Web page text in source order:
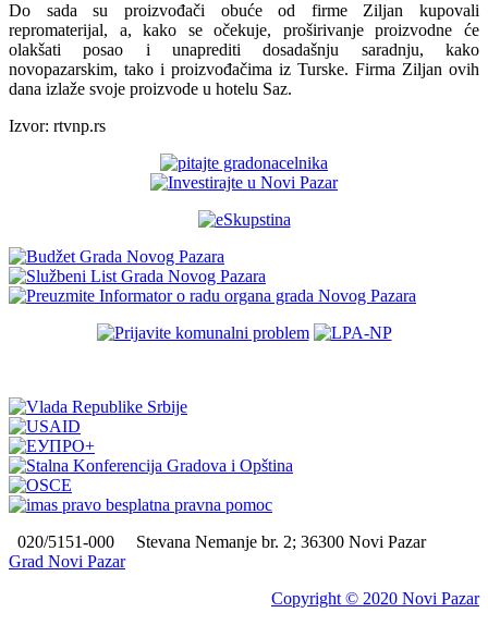
Do sada su proizvođači obuće od firme Ziljan kupovali
repromaterijal, a, kako se očekuje, proširivanje proizvodne će
olakšati posao i unaprediti dosadašnju saradnju, kako
novopazarskim, tako i proizvođačima iz Turske. Firma Ziljan ovih
dana izlaže svoje proizvode u hotelu Saz.
Izvor: rtvnp.rs
020/5151-000
Stevana Nemanje br. 2; 36300 Novi Pazar
Grad Novi Pazar
Copyright © 2020 Novi Pazar